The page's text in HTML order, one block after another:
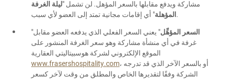
مشاركة ويدفع مقابلها بالسعر المؤهل. لن تشمل "ليلة الغرفة
المؤهلة" أي إقامات مجانية تمتد إلى العضو لأي سبب.
"
السعر المؤهِّل" يعني السعر الفعلي الذي يدفعه العضو مقابل
غرفة في أي منشأة مشاركة وهو سعر الغرفة المنشور على
الموقع الإلكتروني لشركة هوسبيتاليتي العقارية
www.frasershospitality.com، أو بالسعر الآخر الذي قد تدرجه
الشركة وفقًا لتقديرها الخاص والمطلق من وقت لآخر كسعر